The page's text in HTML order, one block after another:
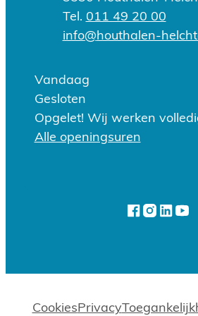
011 49 20 00
E-mailinfo@houthalen-
Openingsuren
Vandaag
Gesloten
Opgelet! Wij werken
Alle openingsurenLokaal
Facebook
Instagram
CookiesPrivacy